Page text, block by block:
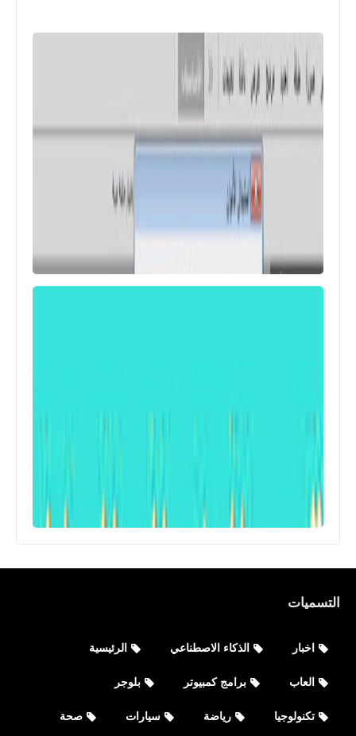
التسميات
اخبار الذكاء الاصطناعي الرئيسية
العاب برامج كمبيوتر بلوجر
تكنولوجيا رياضة سيارات صحة